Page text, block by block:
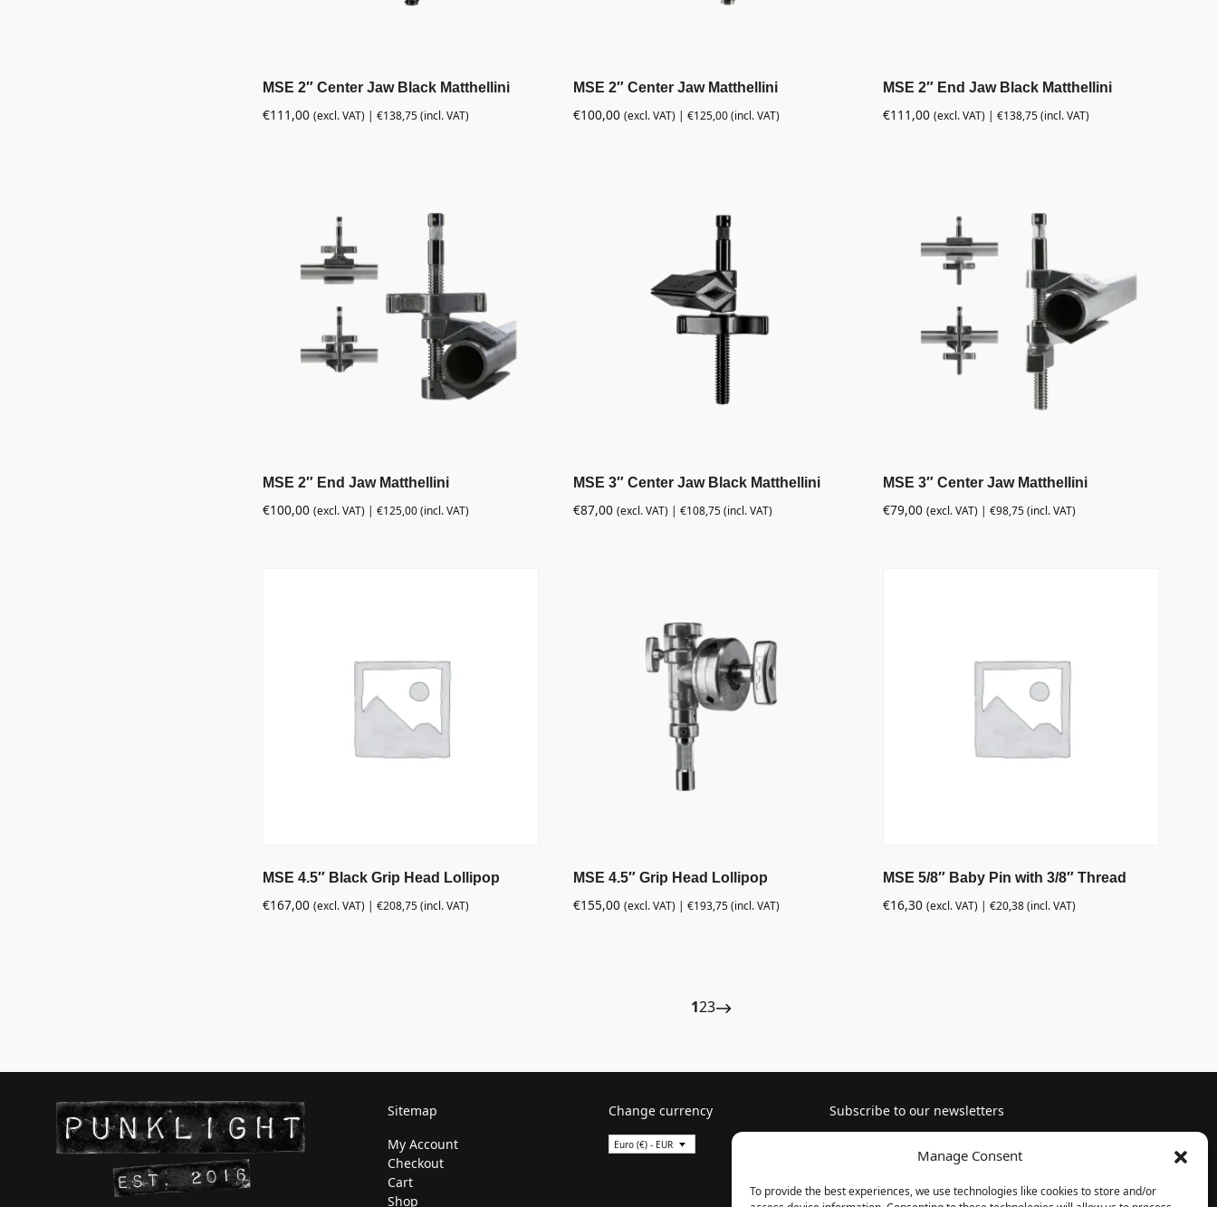
Manage Consent
To provide the best experiences, we use technologies like cookies to store and/or
MSE 2″ Center Jaw Black Matthellini
€111,00 (excl. VAT) | €138,75(incl. VAT)
MSE 2″ Center Jaw Matthellini
€100,00 (excl. VAT) | €125,00(incl. VAT)
MSE 2″ End Jaw Black Matthellini
€111,00 (excl. VAT) |€138,75(incl. VAT)
MSE 2″ End Jaw Matthellini
€100,00 (excl. VAT) | €125,00(incl. VAT)
MSE 3″ Center Jaw Black Matthellini
€87,00 (excl. VAT) | €108,75(incl. VAT)
MSE 3″ Center Jaw Matthellini
€79,00 (excl. VAT) |€98,75(incl. VAT)
MSE 4.5″ Black Grip Head Lollipop
€167,00 (excl. VAT) | €208,75(incl. VAT)
MSE 4.5″ Grip Head Lollipop
€155,00 (excl. VAT) | €193,75(incl. VAT)
MSE 5/8″ Baby Pin with 3/8″ Thread
€16,30 (excl. VAT) |€20,38(incl. VAT)
123
Sitemap
My Account
Checkout
Cart
Shop
Change currency
Euro (€) - EUR
Subscribe to our newsletters